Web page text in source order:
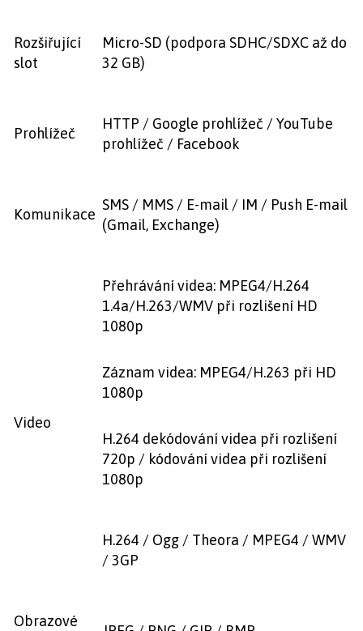
Rozšiřující
slot
Micro-SD (podpora SDHC/SDXC až do
32 GB)
Prohlížeč
HTTP / Google prohlížeč / YouTube
prohlížeč / Facebook
Komunikace
SMS / MMS / E-mail / IM / Push E-mail
(Gmail, Exchange)
Video
Přehrávání videa: MPEG4/H.264
1.4a/H.263/WMV při rozlišení HD
1080p
Záznam videa: MPEG4/H.263 při HD
1080p
H.264 dekódování videa při rozlišení
720p / kódování videa při rozlišení
1080p
H.264 / Ogg / Theora / MPEG4 / WMV
/ 3GP
Obrazové